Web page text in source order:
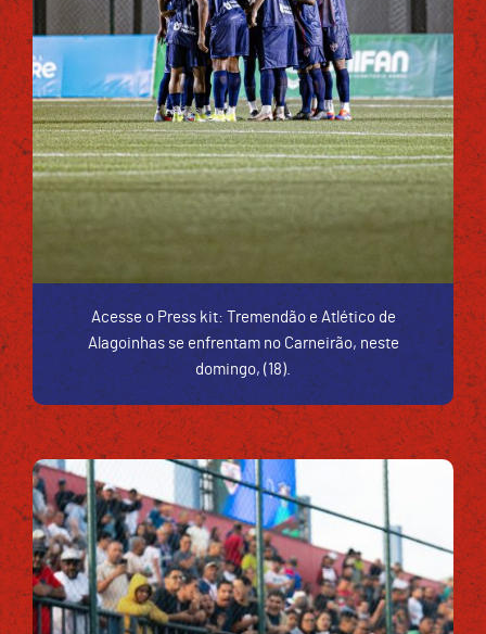
Acesse o Press kit: Tremendão e Atlético de
Alagoinhas se enfrentam no Carneirão, neste
domingo, (18).